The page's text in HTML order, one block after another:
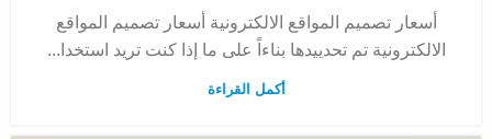
أسعار تصميم المواقع الالكترونية أسعار تصميم المواقع
الالكترونية تم تحدييدها بناءاً على ما إذا كنت تريد استخدا...
أكمل القراءة